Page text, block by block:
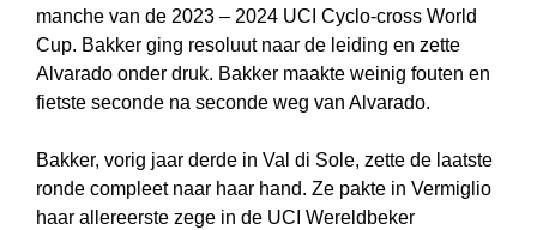
manche van de 2023 – 2024 UCI Cyclo-cross World
Cup. Bakker ging resoluut naar de leiding en zette
Alvarado onder druk. Bakker maakte weinig fouten en
fietste seconde na seconde weg van Alvarado.
Bakker, vorig jaar derde in Val di Sole, zette de laatste
ronde compleet naar haar hand. Ze pakte in Vermiglio
haar allereerste zege in de UCI Wereldbeker